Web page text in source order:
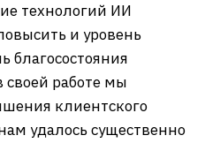
технологий ИИ
и уровень
благосостояния
своей работе мы
клиентского
удалось существенно